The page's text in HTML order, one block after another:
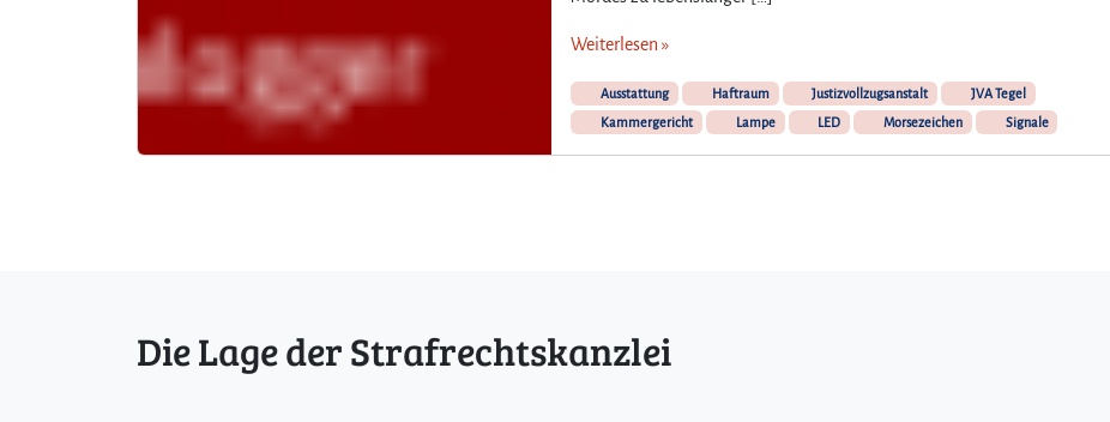
Weiterlesen »
Ausstattung Haftraum Justizvollzugsanstalt
JVA Tegel
Kammergericht
Lampe LED Morsezeichen Signale
Die Lage der Strafrechtskanzlei